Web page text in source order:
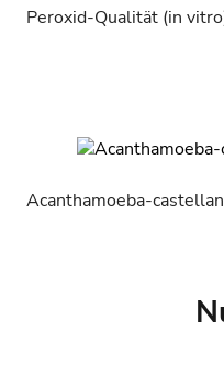
Peroxid-Qualität (in
Acanthamoeba-